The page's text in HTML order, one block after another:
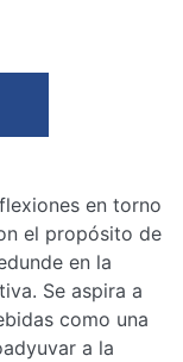
en torno
el propósito de
en la
Se aspira a
como una
a la